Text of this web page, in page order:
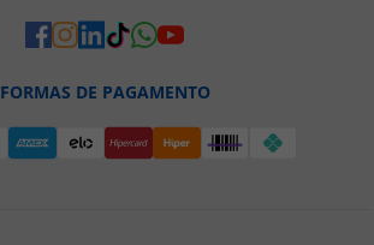
FORMAS DE PAGAMENTO